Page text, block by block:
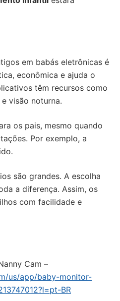
em babás eletrônicas é
econômica e ajuda o
têm recursos como
visão noturna.
os pais, mesmo quando
Por exemplo, a
são grandes. A escolha
a diferença. Assim, os
com facilidade e
Cam –
us/app/baby-monitor-
BR